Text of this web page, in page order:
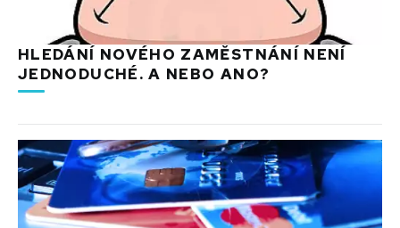
HLEDÁNÍ NOVÉHO ZAMĚSTNÁNÍ NENÍ
JEDNODUCHÉ. A NEBO ANO?